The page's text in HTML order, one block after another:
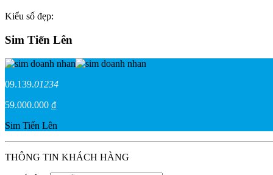
Kiểu số đẹp:
Sim Tiến Lên
09.139.01234
59.000.000 ₫
Sim Tiến Lên
THÔNG TIN KHÁCH HÀNG